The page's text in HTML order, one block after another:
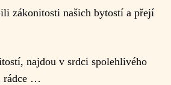
zákonitosti našich bytostí a přejí
najdou v srdci spolehlivého
rádce …